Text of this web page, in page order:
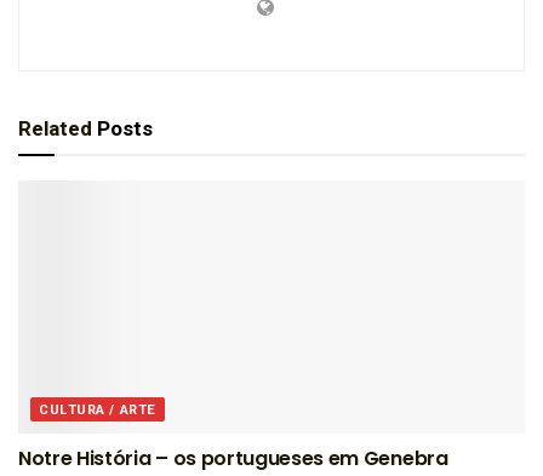
Related Posts
CULTURA / ARTE
Notre História – os portugueses em Genebra